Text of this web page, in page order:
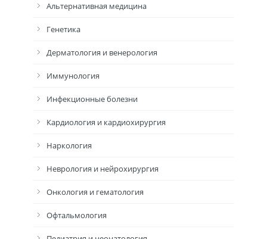
Альтернативная медицина
Генетика
Дерматология и венерология
Иммунология
Инфекционные болезни
Кардиология и кардиохирургия
Наркология
Неврология и нейрохирургия
Онкология и гематология
Офтальмология